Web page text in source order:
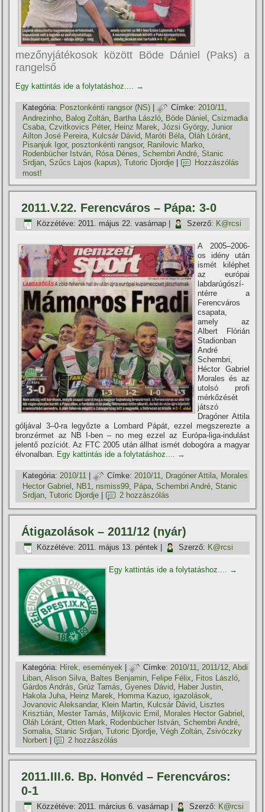
mezőnyjátékosok között Böde Dániel (Paks) a
rangelső
Egy kattintás ide a folytatáshoz.... →
Kategória: Posztonkénti rangsor (NS) | Címke: 2010/11,
Andrezinho, Balog Zoltán, Bartha László, Böde Dániel ,Csizmadia
Csaba,Czvitkovics Péter, Heinz Marek,Józsi György,Junior
Ailton José Pereira, Kulcsár Dávid, Maróti Béla,Oláh Lóránt,
Pisanjuk Igor,posztonkénti rangsor, Ranilovic Marko,
Rodenbücher István, Rósa Dénes,Schembri André,Stanic
Srdjan,Szűcs Lajos (kapus),Tutoric Djordje
Hozzászólás
most!
2011.V.22. Ferencváros – Pápa: 3-0
Közzétéve: 2011. május 22. vasárnap Szerző: K@rcsi
A 2005–2006-
os idény után
ismét kiléphet
az európai
labdarúgószí­
ntérre a
Ferencváros
csapata,
amely az
Albert Flórián
Stadionban
André
Schembri,
Héctor Gabriel
Morales és az
utolsó profi
mérkőzését
játszó
Dragóner Attila
góljával 3–0-ra legyőzte a Lombard Pápát, ezzel megszerezte a
bronzérmet az NB I-ben – no meg ezzel az Európa-liga-indulást
jelentő pozí­ciót. Az FTC 2005 után állhat ismét dobogóra a magyar
élvonalban. Egy kattintás ide a folytatáshoz.... →
Kategória: 2010/11 | Címke: 2010/11, Dragóner Attila, Morales
Hector Gabriel , NB1, nsmiss99, Pápa,Schembri André,Stanic
Srdjan,Tutoric Djordje 2 hozzászólás
Átigazolások – 2011/12 (nyár)
Közzétéve: 2011. május 13. péntek Szerző: K@rcsi
Egy kattintás ide a folytatáshoz.... →
Kategória: Hí­rek, események | Címke: 2010/11,2011/12,Abdi
Liban ,Alison Silva Baltes Benjamin Felipe Félix Fitos László
Gárdos András ,Grúz Tamás ,Gyenes Dávid Haber Justin
Hakola Juha
Heinz Marek Homma Kazuo ,igazolások
Jovanovic Aleksandar, Klein Martin Kulcsár Dávid
Lisztes
Krisztián
Mester Tamás Miljkovic Emil Morales Hector Gabriel
Oláh Lóránt ,Otten Mark Rodenbücher István ,Schembri André
Somalia ,Stanic Srdjan ,Tutoric Djordje ,Végh Zoltán ,Zsivóczky
Norbert
2 hozzászólás
2011.III.6. Bp. Honvéd – Ferencváros:
0-1
Közzétéve: 2011. március 6. vasárnap Szerző: K@rcsi